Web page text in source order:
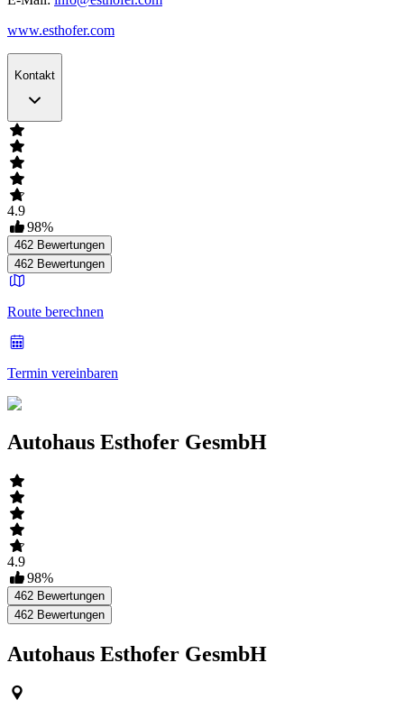
www.esthofer.com
Kontakt
4.9
98%
462 Bewertungen
462 Bewertungen
Route berechnen
Termin vereinbaren
Autohaus Esthofer GesmbH
4.9
98%
462 Bewertungen
462 Bewertungen
Autohaus Esthofer GesmbH